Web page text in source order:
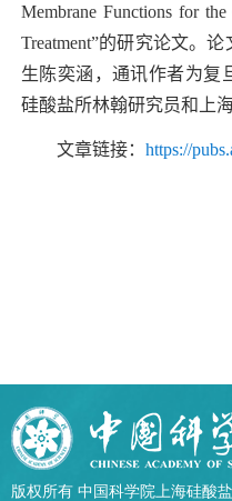
Membrane Functions for
Treatment”的研究论文。论
生陈奕涵，通讯作者为复
硅酸盐所林翰研究员和上
文章链接： https://
版权所有 中国科学院上海硅酸